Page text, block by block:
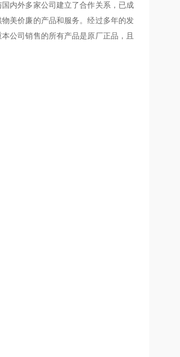
内外多家公司建立了合作关系，已成
美价廉的产品和服务。经过多年的发
公司销售的所有产品是原厂正品，且